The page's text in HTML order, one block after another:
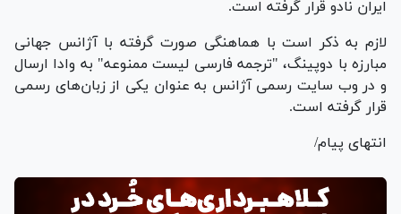
ایران نادو قرار گرفته است.
لازم به ذکر است با هماهنگی صورت گرفته با آژانس جهانی
مبارزه با دوپینگ، "ترجمه فارسی لیست ممنوعه" به وادا ارسال
و در وب سایت رسمی آژانس به عنوان یکی از زبان‌های رسمی
قرار گرفته است.
انتهای پیام/